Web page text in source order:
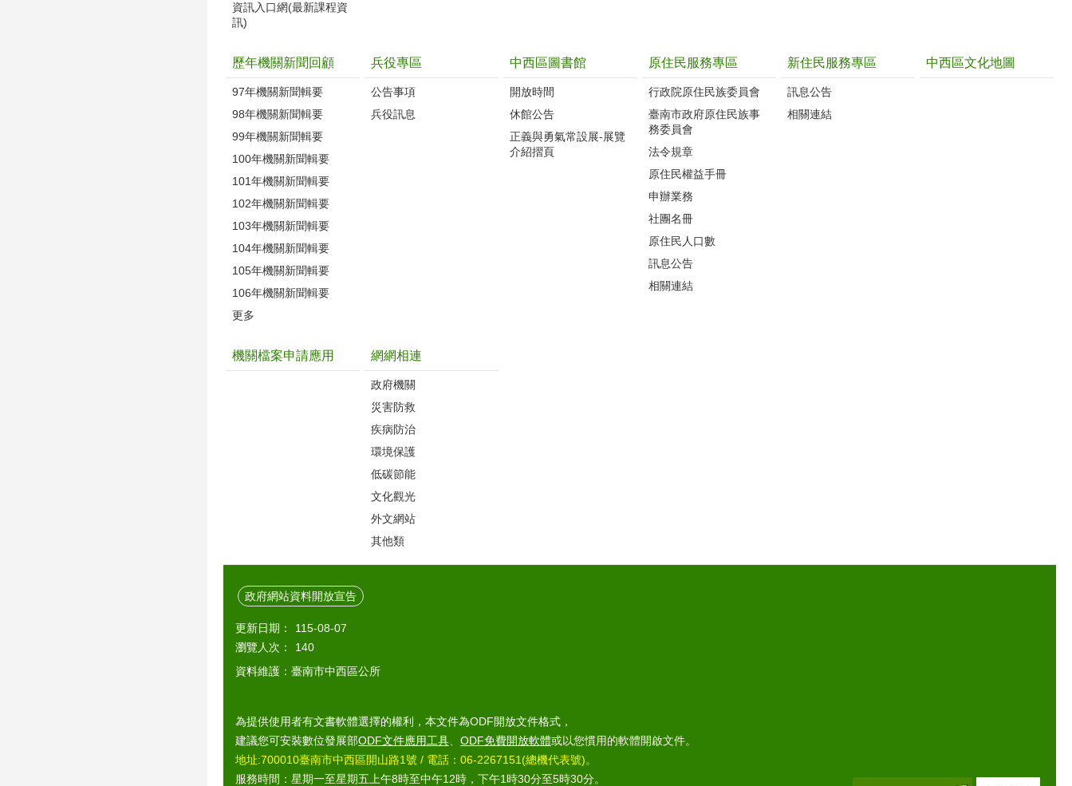
資訊入口網(最新課程資
訊)
歷年機關新聞回顧
97年機關新聞輯要
98年機關新聞輯要
99年機關新聞輯要
100年機關新聞輯要
101年機關新聞輯要
102年機關新聞輯要
103年機關新聞輯要
104年機關新聞輯要
105年機關新聞輯要
106年機關新聞輯要
更多
兵役專區
公告事項
兵役訊息
中西區圖書館
開放時間
休館公告
正義與勇氣常設展-展覽
介紹摺頁
原住民服務專區
行政院原住民族委員會
臺南市政府原住民族事
務委員會
法令規章
原住民權益手冊
申辦業務
社團名冊
原住民人口數
訊息公告
相關連結
新住民服務專區
訊息公告
相關連結
中西區文化地圖
機關檔案申請應用 網網相連
政府機關
災害防救
疾病防治
環境保護
低碳節能
文化觀光
外文網站
其他類
政府網站資料開放宣告
更新日期：
115-08-07
瀏覽人次：
140
資料維護：臺南市中西區公所
為提供使用者有文書軟體選擇的權利，本文件為ODF開放文件格式，
建議您可安裝數位發展部ODF文件應用工具 ODF免費開放軟體或以您慣用的軟體開啟文件。
地址:700010臺南市中西區開山路1號 / 電話：06-2267151(總機代表號)。
服務時間：星期一至星期五上午8時至中午12時，下午1時30分至5時30分。